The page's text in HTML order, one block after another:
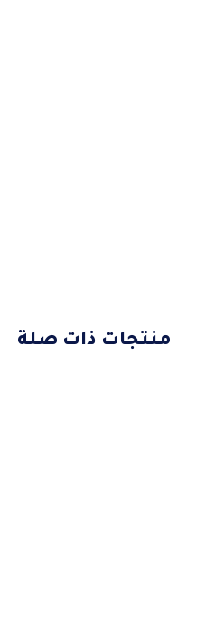
منتجات ذات صلة